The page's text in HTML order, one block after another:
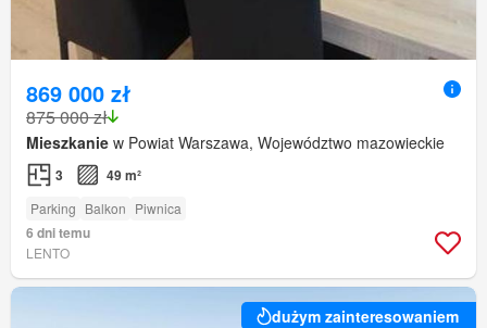
869 000 zł
875 000 zł
Mieszkanie w Powiat Warszawa, Województwo mazowieckie
3 49 m²
Parking Balkon Piwnica
6 dni temu
LENTO
dużym zainteresowaniem